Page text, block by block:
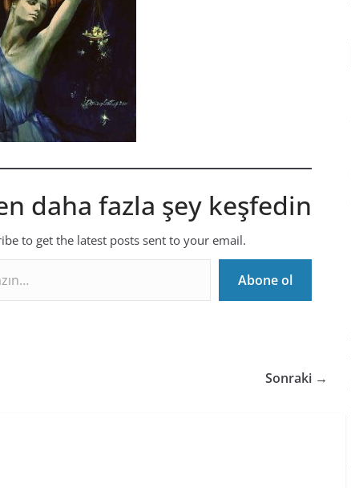
daha fazla şey keşfedin
to get the latest posts sent to your email.
Abone ol
Sonraki →